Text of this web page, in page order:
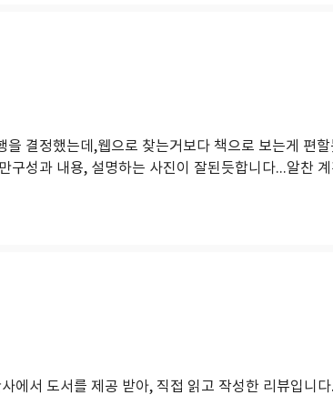
을 결정했는데,웹으로 찾는거보다 책으로 보는게 편
구성과 내용, 설명하는 사진이 잘된듯합니다...알찬
에서 도서를 제공 받아, 직접 읽고 작성한 리뷰입니